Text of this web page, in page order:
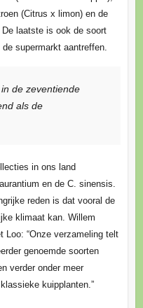
(Citrus x limon) en de
laatste is ook de soort
supermarkt aantreffen.
de zeventiende
als de
in ons land
en de C. sinensis.
reden is dat vooral de
klimaat kan. Willem
Loo: “Onze verzameling telt
genoemde soorten
verder onder meer
kuipplanten.”